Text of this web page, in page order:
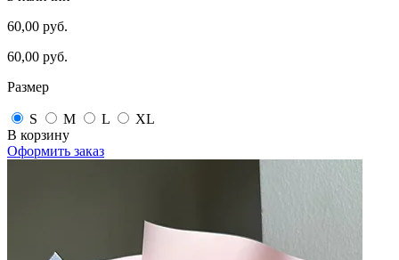
60,00 руб.
60,00 руб.
Размер
S M L
XL
В корзину
Оформить заказ